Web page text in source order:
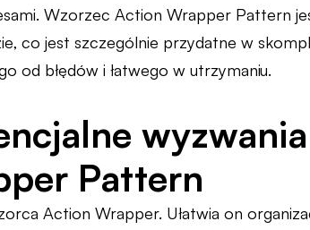
Wzorzec Action Wrapper Pattern
co jest szczególnie przydatne w
od błędów i łatwego w utrzymaniu.
Pattern
Action Wrapper. Ułatwia on